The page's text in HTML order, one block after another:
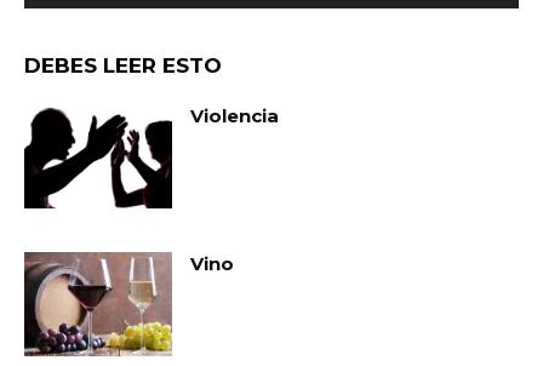
DEBES LEER ESTO
Violencia
Vino